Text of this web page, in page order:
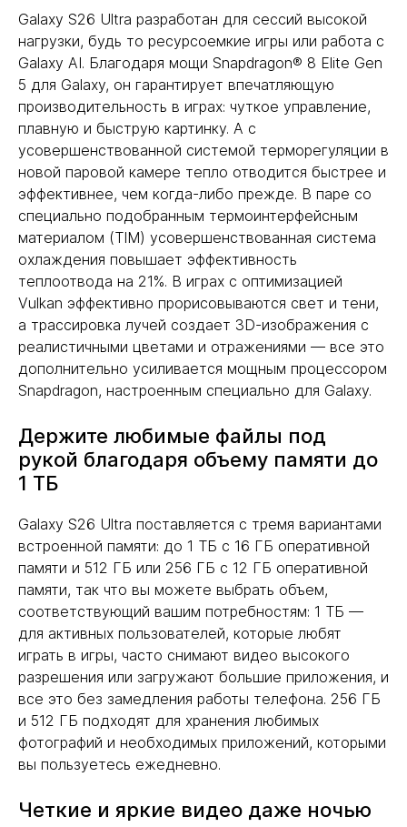
Galaxy S26 Ultra разработан для сессий высокой
нагрузки, будь то ресурсоемкие игры или работа с
Galaxy AI. Благодаря мощи Snapdragon® 8 Elite Gen
5 для Galaxy, он гарантирует впечатляющую
производительность в играх: чуткое управление,
плавную и быструю картинку. А с
усовершенствованной системой терморегуляции в
новой паровой камере тепло отводится быстрее и
эффективнее, чем когда-либо прежде. В паре со
специально подобранным термоинтерфейсным
материалом (TIM) усовершенствованная система
охлаждения повышает эффективность
теплоотвода на 21%. В играх с оптимизацией
Vulkan эффективно прорисовываются свет и тени,
а трассировка лучей создает 3D-изображения с
реалистичными цветами и отражениями — все это
дополнительно усиливается мощным процессором
Snapdragon, настроенным специально для Galaxy.
Держите любимые файлы под
рукой благодаря объему памяти до
1 ТБ
Galaxy S26 Ultra поставляется с тремя вариантами
встроенной памяти: до 1 ТБ с 16 ГБ оперативной
памяти и 512 ГБ или 256 ГБ с 12 ГБ оперативной
памяти, так что вы можете выбрать объем,
соответствующий вашим потребностям: 1 ТБ —
для активных пользователей, которые любят
играть в игры, часто снимают видео высокого
разрешения или загружают большие приложения, и
все это без замедления работы телефона. 256 ГБ
и 512 ГБ подходят для хранения любимых
фотографий и необходимых приложений, которыми
вы пользуетесь ежедневно.
Четкие и яркие видео даже ночью